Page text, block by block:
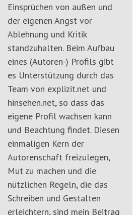
Einsprüchen von außen und
der eigenen Angst vor
Ablehnung und Kritik
standzuhalten. Beim Aufbau
eines (Autoren-) Profils gibt
es Unterstützung durch das
Team von explizit.net und
hinsehen.net, so dass das
eigene Profil wachsen kann
und Beachtung findet. Diesen
einmaligen Kern der
Autorenschaft freizulegen,
Mut zu machen und die
nützlichen Regeln, die das
Schreiben und Gestalten
erleichtern, sind mein Beitrag